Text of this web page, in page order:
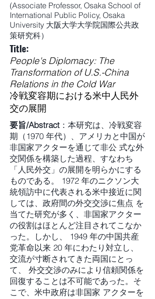
(Associate Professor, Osaka School of
International Public Policy, Osaka
University 大阪大学大学院国際公共政
策研究科）
Title:
People's Diplomacy: The
Transformation of U.S.-China
Relations in the Cold War
冷戦変容期における米中人民外
交の展開
要旨/Abstract ：本研究は、冷戦変容
期（1970 年代）、アメリカと中国が
非国家アクターを通じて非公 式な外
交関係を構築した過程、すなわち
「人民外交」の展開を明らかにする
ものである。 1972 年のニクソン大
統領訪中に代表される米中接近に関
しては、政府間の外交交渉に焦点 を
当てた研究が多く、非国家アクター
の役割はほとんど注目されてこなか
った。しかし、 1949 年の中国共産
党革命以来 20 年にわたり対立し、
交流が寸断されてきた両国にとっ
て、 外交交渉のみにより信頼関係を
回復することは不可能であった。そ
こで、米中政府は非国家 アクターを